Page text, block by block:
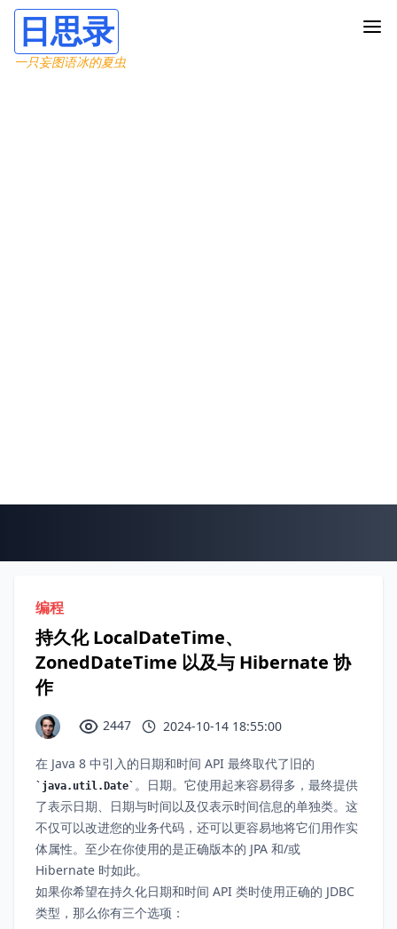
日思录
一只妄图语冰的夏虫
编程
持久化 LocalDateTime、
ZonedDateTime 以及与 Hibernate 协
作
2447 2024-10-14 18:55:00
在 Java 8 中引入的日期和时间 API 最终取代了旧的
java.util.Date 。日期。它使用起来容易得多，最终提供
了表示日期、日期与时间以及仅表示时间信息的单独类。这
不仅可以改进您的业务代码，还可以更容易地将它们用作实
体属性。至少在你使用的是正确版本的 JPA 和/或
Hibernate 时如此。
如果你希望在持久化日期和时间 API 类时使用正确的 JDBC
类型，那么你有三个选项：